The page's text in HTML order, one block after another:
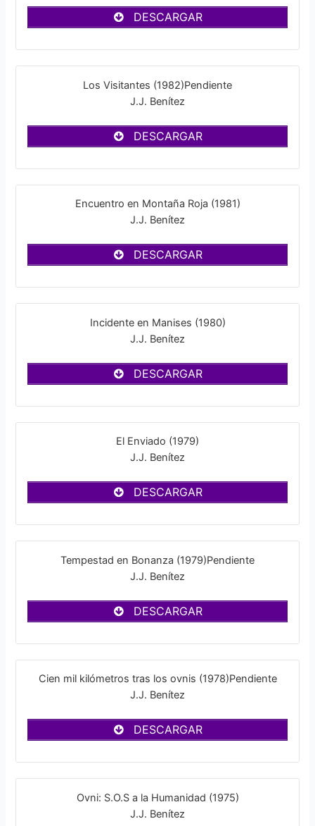
DESCARGAR
Los Visitantes (1982)Pendiente
J.J. Benítez
DESCARGAR
Encuentro en Montaña Roja (1981)
J.J. Benítez
DESCARGAR
Incidente en Manises (1980)
J.J. Benítez
DESCARGAR
El Enviado (1979)
J.J. Benítez
DESCARGAR
Tempestad en Bonanza (1979)Pendiente
J.J. Benítez
DESCARGAR
Cien mil kilómetros tras los ovnis (1978)Pendiente
J.J. Benítez
DESCARGAR
Ovni: S.O.S a la Humanidad (1975)
J.J. Benítez